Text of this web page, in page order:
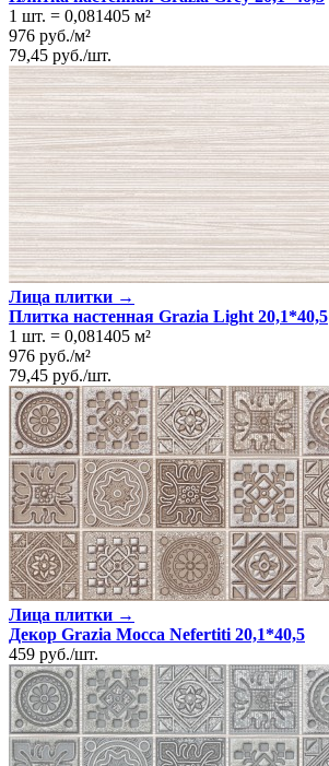
1 шт. = 0,081405 м²
976 руб./м²
79,45 руб./шт.
Лица плитки →
Плитка настенная Grazia Light 20,1*40,5
1 шт. = 0,081405 м²
976 руб./м²
79,45 руб./шт.
Лица плитки →
Декор Grazia Mocca Nefertiti 20,1*40,5
459 руб./шт.